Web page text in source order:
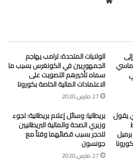
الولايات المتحدة: ترامب يهاجم
الجمهوريين في الكونغرس بسبب ما
سماه تأخيرهم التصويت على
الاعتمادات المالية الخاصة بكورونا
27 مارس,2020
يقول
مليون برميل
بريطانيا: وسائل إعلام بريطانية: لجوء
وزيري الصحة والمالية البريطانيين
للحجر بسبب قضائهما وقتاً مع
جونسون
27 مارس,2020